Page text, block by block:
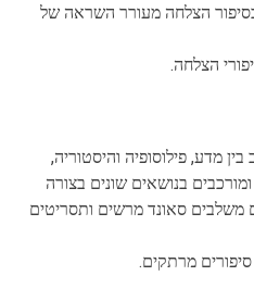
הצלחה מעורר השראה של
הצלחה.
מדע, פילוסופיה והיסטוריה,
בנושאים שונים בצורה
משלבים סאונד מרשים ותסריטים
סיפורים מרתקים.